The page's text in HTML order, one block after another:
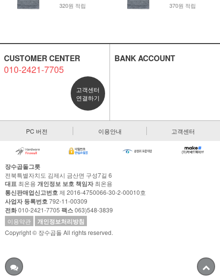
320원 적립 370원 적립
CUSTOMER CENTER
010-2421-7705
고객센터
연결하기
BANK ACCOUNT
PC 버전 이용안내 고객센터
장수곱돌그릇
전북특별자치도 김제시 금산면 구성7길 6
대표 최온용 개인정보 보호 책임자최온용
통신판매업신고번호제 2016-4750066-30-2-00010호
사업자 등록번호792-11-00309
전화010-2421-7705 팩스063)548-3839
이용약관
개인정보처리방침
Copyright © 장수곱돌 All rights reserved.